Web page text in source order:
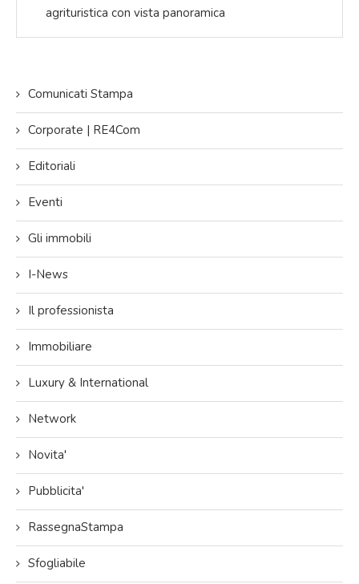
agrituristica con vista panoramica
Comunicati Stampa
Corporate | RE4Com
Editoriali
Eventi
Gli immobili
I-News
Il professionista
Immobiliare
Luxury & International
Network
Novita'
Pubblicita'
RassegnaStampa
Sfogliabile